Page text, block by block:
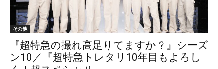
その他
『超特急の撮れ高足りてますか？』シーズ
ン10／『超特急トレタリ10年目もよろし